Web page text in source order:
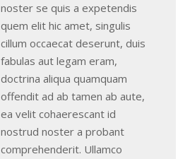
noster se quis a expetendis
quem elit hic amet, singulis
cillum occaecat deserunt, duis
fabulas aut legam eram,
doctrina aliqua quamquam
offendit ad ab tamen ab aute,
ea velit cohaerescant id
nostrud noster a probant
comprehenderit. Ullamco